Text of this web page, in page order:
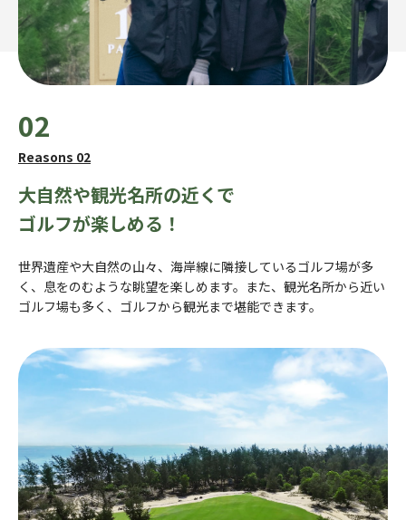
02
Reasons 02
大自然や観光名所の近くで
ゴルフが楽しめる！
世界遺産や大自然の山々、海岸線に隣接しているゴルフ場が多
く、息をのむような眺望を楽しめます。また、観光名所から近い
ゴルフ場も多く、ゴルフから観光まで堪能できます。